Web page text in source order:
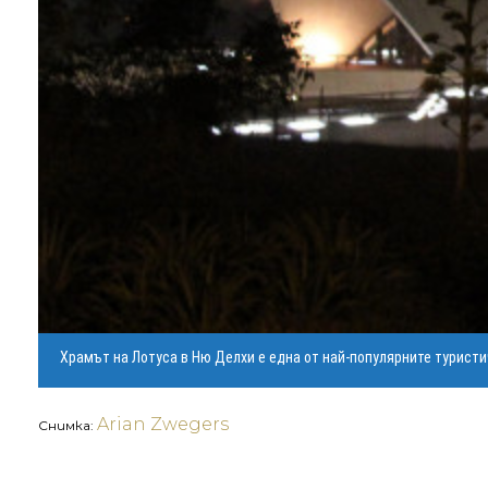
Храмът на Лотуса в Ню Делхи е една от най-популярните
Снимка: Arian Zwegers